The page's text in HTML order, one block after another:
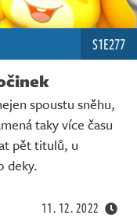
S1E277
spoustu sněhu,
taky více času
pět titulů, u
deky.
11. 12. 2022